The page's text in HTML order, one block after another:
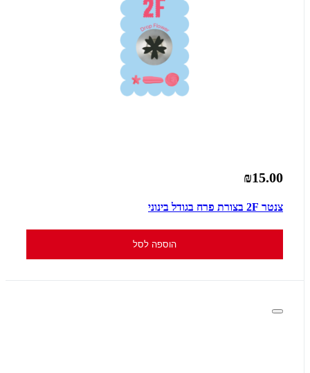
₪15.00
צנטר 2F בצורת פרח בגודל בינוני
הוספה לסל